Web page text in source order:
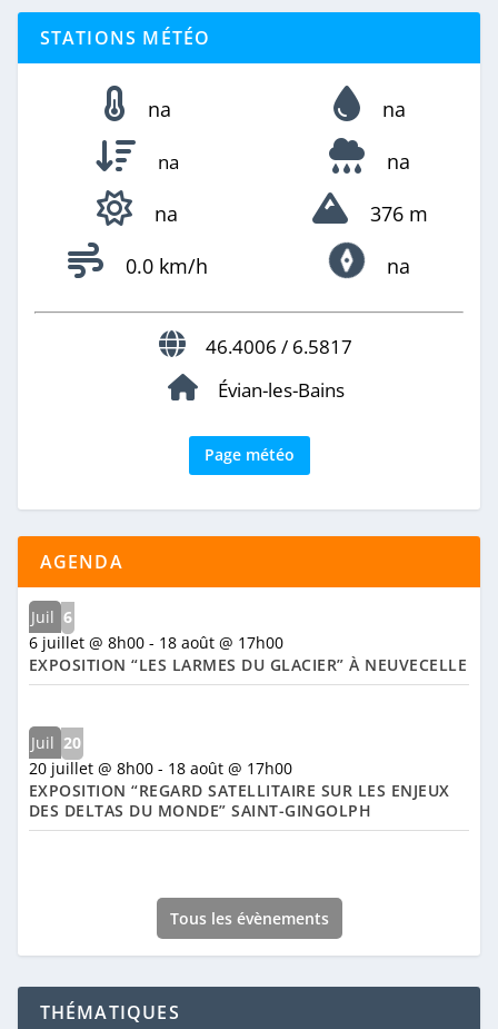
STATIONS MÉTÉO
na na
na
na
na
376 m
0.0 km/h
na
46.4006 / 6.5817
Évian-les-Bains
Page météo
AGENDA
Juil 6
6 juillet @ 8h00- 18 août @ 17h00
EXPOSITION “LES LARMES DU GLACIER” À NEUVECELLE
Juil 20
20 juillet @ 8h00- 18 août @ 17h00
EXPOSITION “REGARD SATELLITAIRE SUR LES ENJEUX
DES DELTAS DU MONDE” SAINT-GINGOLPH
Tous les évènements
THÉMATIQUES